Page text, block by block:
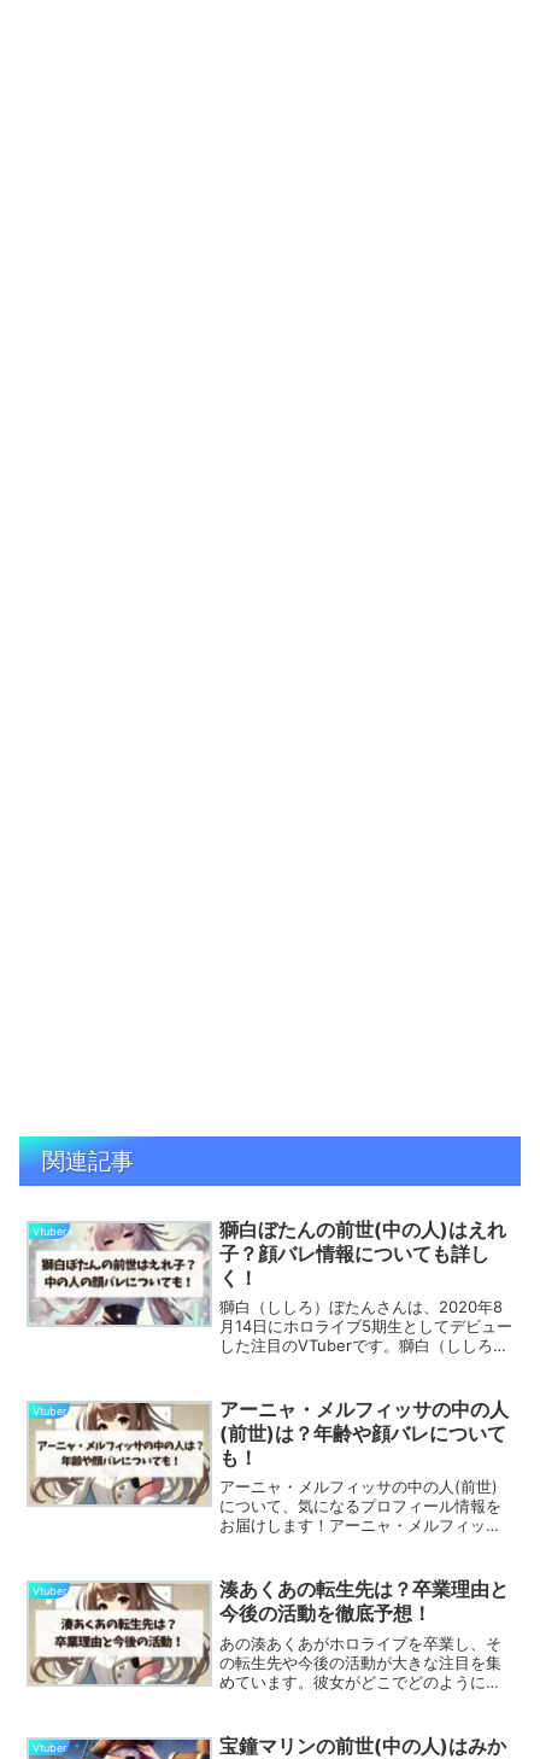
関連記事
Vtuber
獅白ぼたんの前世(中の人)はえれ
子？顔バレ情報についても詳し
く！
獅白（ししろ）ぼたんさんは、2020年8
月14日にホロライブ5期生としてデビュー
した注目のVTuberです。獅白（ししろ）
その中の人に関する詳細が多くのファン
から関心を集...
Vtuber
アーニャ・メルフィッサの中の人
(前世)は？年齢や顔バレについて
も！
アーニャ・メルフィッサの中の人(前世)
について、気になるプロフィール情報を
お届けします！アーニャ・メルフィッサ
がファンを魅了し、語学力の高さから海
外リスナーも多く抱...
Vtuber
湊あくあの転生先は？卒業理由と
今後の活動を徹底予想！
あの湊あくあがホロライブを卒業し、そ
の転生先や今後の活動が大きな注目を集
めています。彼女がどこでどのように再
卒業理由や転生先の可能性、さらに予想
Vtuber
宝鐘マリンの前世(中の人)はみか